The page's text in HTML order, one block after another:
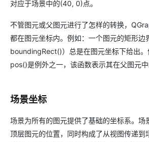
对应于场景中的(40, 0)点。
不管图元或父图元进行了怎样的转换，
都在图元坐标内。例如：一个图元的矩形
boundingRect()）总是在图元坐标下给出
pos()是例外之一，该函数表示其在父图元中
场景坐标
场景为所有的图元提供了基础的坐标系。场
顶层图元的位置，同时构成了从视图传递到